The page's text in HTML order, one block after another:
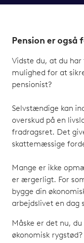
Pension er også
Vidste du, at du
mulighed for at
pensionist?
Selvstændige kan
overskud på en
fradragsret. Det
skattemæssige
Mange er ikke
er ærgerligt. For
bygge din
arbejdslivet en dag
Måske er det nu,
økonomisk rygstød?